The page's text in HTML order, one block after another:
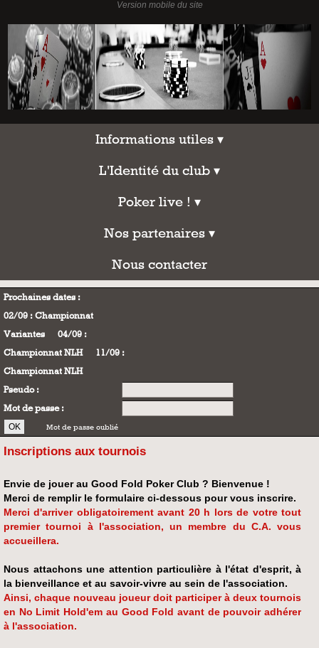
Informations utiles
Informations utiles ▾
L'Identité du club
L'Identité du club ▾
Poker live !
Poker live ! ▾
Nos partenaires
Nos partenaires ▾
Nous contacter
Nous contacter
Prochaines dates :
02/09 : Championnat
Variantes 04/09 :
Championnat NLH
11/09 :
Championnat NLH
Pseudo :
Mot de passe :
Mot de passe oublié
Inscriptions aux tournois
Envie de jouer au Good Fold Poker Club ? Bienvenue !
Merci de remplir le formulaire ci-dessous pour vous inscrire.
Merci d'arriver obligatoirement avant 20 h lors de votre tout
premier tournoi à l'association, un membre du C.A. vous
accueillera.
Nous attachons une attention particulière à l'état d'esprit, à
la bienveillance et au savoir-vivre au sein de l'association.
Ainsi, chaque nouveau joueur doit participer à deux tournois
en No Limit Hold'em au Good Fold avant de pouvoir adhérer
à l'association.